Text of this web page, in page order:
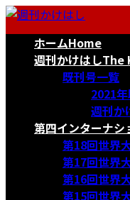
コ
ナ
ホームHome
週刊かけはしThe
既刊号一覧
2021
週刊か
第四インターナシ
第18回世界
第17回世界
第16回世界
第15回世界